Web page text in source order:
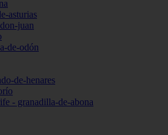
asturias
juan
de-odón
de-henares
- granadilla-de-abona